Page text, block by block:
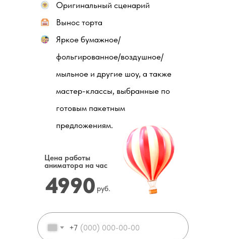
Цена работы
аниматора на час
4990 руб.
+7
Оригинальный сценарий
Вынос торта
Яркое бумажное/
фольгированное/воздушное/
мыльное и другие шоу, а также
мастер-классы, выбранные по
готовым пакетным
предложениям.